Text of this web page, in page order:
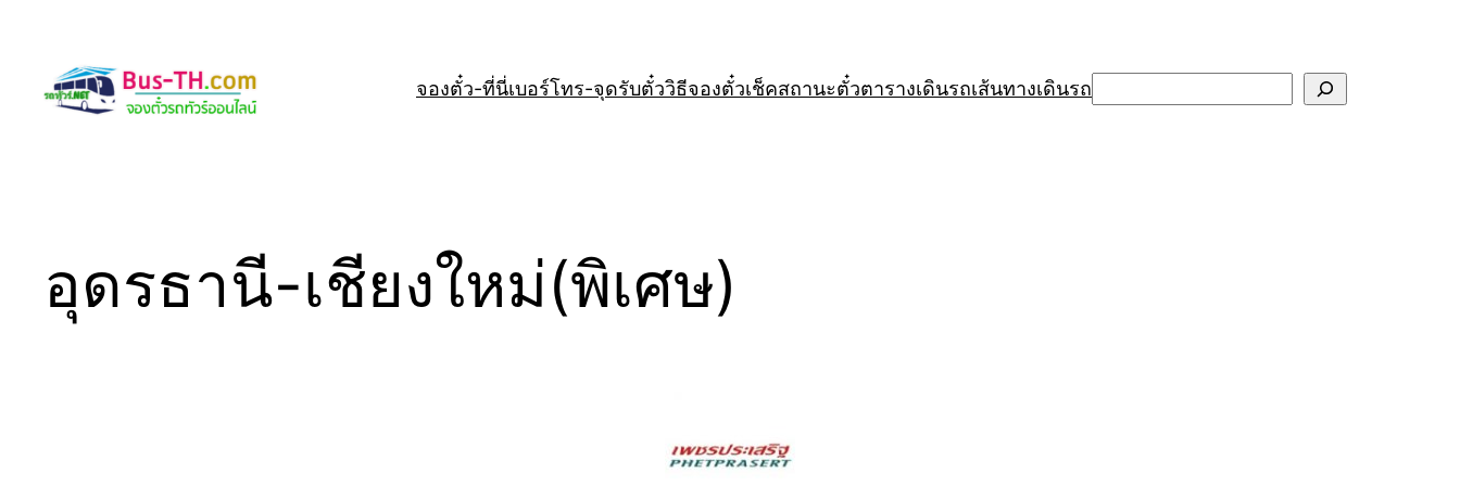
content
จองตั๋ว-ที่นี่เบอร์โทร-จุดรับตั๋ววิธีจองตั๋วเช็คสถานะตั๋วตารางเดินรถเส้นทางเดินรถ
อุดรธานี-เชียงใหม่(พิเศษ)